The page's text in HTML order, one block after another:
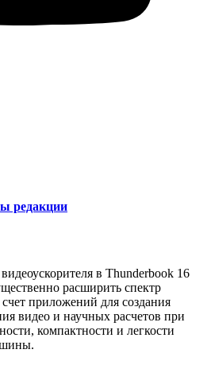
редакции
в Thunderbook 16
расширить спектр
счет приложений для создания
видео и научных расчетов при
компактности и легкости